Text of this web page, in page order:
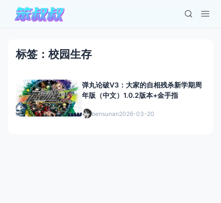
标签：校园生存
弹丸论破V3：大家的自相残杀新学期周
年版（中文）1.0.2版本+金手指
bensunan2026-03-20